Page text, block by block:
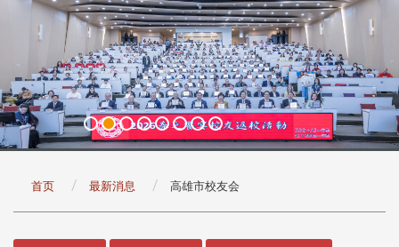
首页 最新消息 高雄市校友会